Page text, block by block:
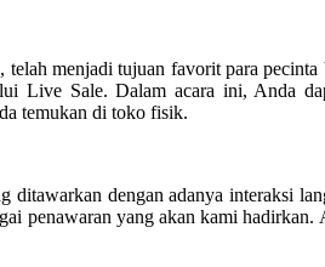
menjadi tujuan favorit para
Live Sale. Dalam acara ini, Anda
temukan di toko fisik.
dengan adanya interaksi
penawaran yang akan kami